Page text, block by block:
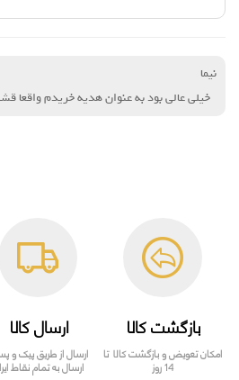
نیما
خیلی عالی بود به عنوان هدیه خریدم واقعا
بازگشت کالا
امکان تعویض و بازگشت کالا تا
14 روز
ارسال کالا
ارسال از طریق پیک و
ارسال به تمام نقاط